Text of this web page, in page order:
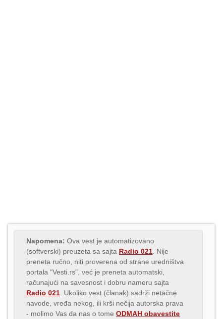
Napomena: Ova vest je automatizovano
(softverski) preuzeta sa sajta Radio 021 . Nije
preneta ručno, niti proverena od strane uredništva
portala "Vesti.rs", već je preneta automatski,
računajući na savesnost i dobru nameru sajta
Radio 021 . Ukoliko vest (članak) sadrži netačne
navode, vređa nekog, ili krši nečija autorska prava
- molimo Vas da nas o tome ODMAH obavestite